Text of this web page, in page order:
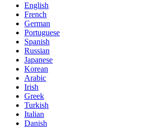
English
French
German
Portuguese
Spanish
Russian
Japanese
Korean
Arabic
Irish
Greek
Turkish
Italian
Danish